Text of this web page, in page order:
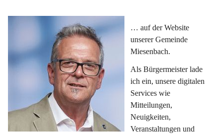
… auf der Website
unserer Gemeinde
Miesenbach.
Als Bürgermeister lade
ich ein, unsere digitalen
Services wie
Mitteilungen,
Neuigkeiten,
Veranstaltungen und